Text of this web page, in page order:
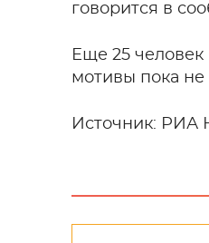
говорится в
Еще 25
мотивы пока не
Источник: РИА